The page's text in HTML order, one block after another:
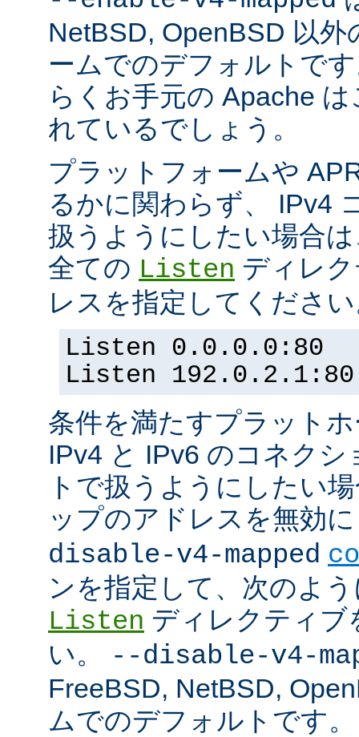
NetBSD, OpenBSD 以
ームでのデフォルトで
らくお手元の Apache
れているでしょう。
プラットフォームや
るかに関わらず、 IPv4
扱うようにしたい場合
全ての Listen ディレ
レスを指定してくださ
Listen 0.0.0.0:80
Listen 192.0.2.1:80
条件を満たすプラット
IPv4 と IPv6 のコネク
トで扱うようにしたい
ップのアドレスを無効
disable-v4-mapped
ンを指定して、次のよ
Listen ディレクティブ
い。
--disable-v4-
FreeBSD, NetBSD,
ムでのデフォルトです。